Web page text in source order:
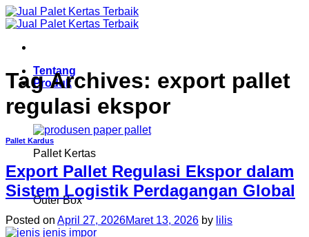
Skip
to
Tentang
Produk
Pallet Kertas
Outer Box
Tag Archives: export pallet
regulasi ekspor
Pallet Kardus
Export Pallet Regulasi Ekspor dalam
Sistem Logistik Perdagangan Global
Posted on April 27, 2026Maret 13, 2026 by lilis